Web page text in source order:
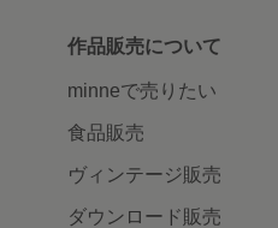
作品販売について
minneで売りたい
食品販売
ヴィンテージ販売
ダウンロード販売